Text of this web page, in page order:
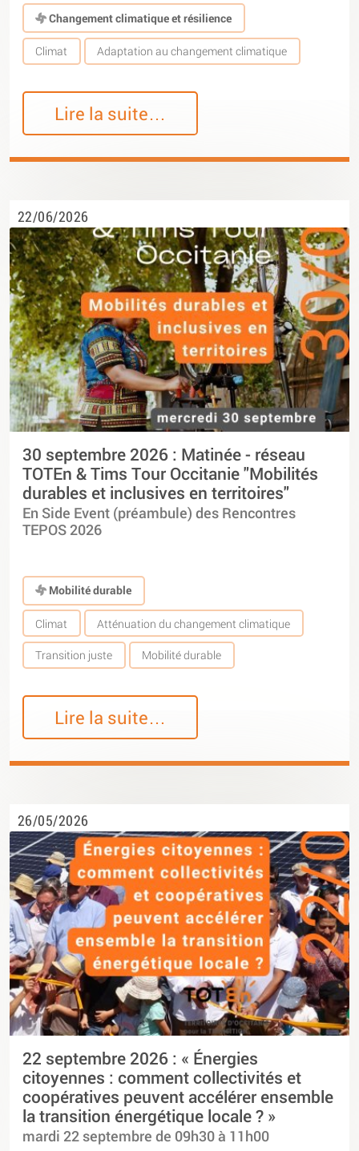
Changement climatique et résilience
Climat Adaptation au changement climatique
Lire la suite…
22/06/2026
30 septembre 2026 : Matinée - réseau
TOTEn & Tims Tour Occitanie "Mobilités
durables et inclusives en territoires"
En Side Event (préambule) des Rencontres
TEPOS 2026
Mobilité durable
Climat Atténuation du changement climatique
Transition juste Mobilité durable
Lire la suite…
26/05/2026
22 septembre 2026 : « Énergies
citoyennes : comment collectivités et
coopératives peuvent accélérer ensemble
la transition énergétique locale ? »
mardi 22 septembre de 09h30 à 11h00